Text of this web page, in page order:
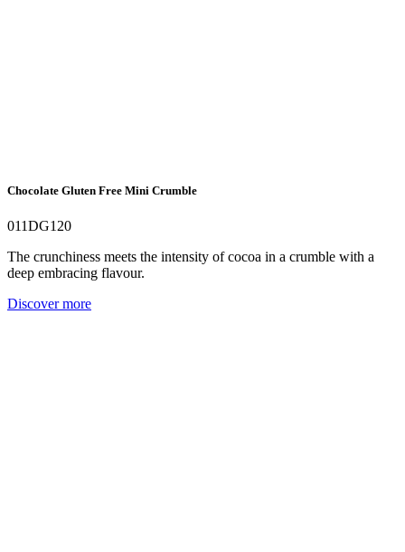
Chocolate Gluten Free Mini Crumble
011DG120
The crunchiness meets the intensity of cocoa in a crumble with a
deep embracing flavour.
Discover more